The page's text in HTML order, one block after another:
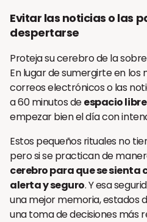
Evitar las noticias o las
despertarse
Proteja su cerebro de la
En lugar de sumergirte en los
correos electrónicos o las
a 60 minutos deespacio
empezar bien el día con
Estos pequeños rituales no
pero si se practican de
cerebro para que se sienta
alerta y seguro. Y esa
una mejor memoria, estados
una toma de decisiones más